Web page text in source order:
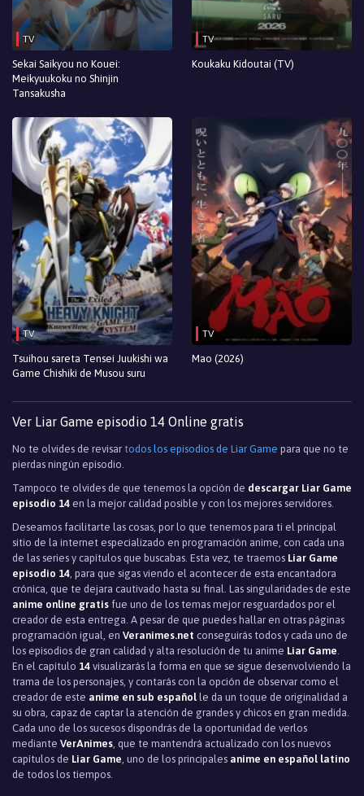
TV
Sekai Saikyou no Kouei:
Meikyuukoku no Shinjin
Tansakusha
TV
Koukaku Kidoutai (TV)
TV
Tsuihou sareta Tensei Juukishi wa
Game Chishiki de Musou suru
TV
Mao (2026)
Ver Liar Game episodio 14 Online gratis
No te olvides de revisar todos los episodios de Liar Game para que no te
pierdas ningún episodio.
Tampoco te olvides de que tenemos la opción de descargar Liar Game
episodio 14 en la mejor calidad posible y con los mejores servidores.
Deseamos facilitarte las cosas, por lo que tenemos para ti el principal
sitio de la internet especializado en programación anime, con cada una
de las series y capítulos que buscabas. Esta vez, te traemos Liar Game
episodio 14, para que sigas viendo el acontecer de esta encantadora
crónica, que te dejara cautivado hasta su final. Las singularidades de este
anime online gratis fue uno de los temas mejor resguardados por el
creador de esta entrega. A pesar de que puedes hallar en otras páginas
programación igual, en Veranimes.net conseguirás todos y cada uno de
los episodios de gran calidad y alta resolución de tu anime Liar Game.
En el capítulo 14 visualizarás la forma en que se sigue desenvolviendo la
trama de los personajes, y contarás con la opción de observar como el
creador de este anime en sub español le da un toque de originalidad a
su obra, capaz de captar la atención de grandes y chicos en gran medida.
Cada uno de los sucesos dispondrás de la oportunidad de verlos
mediante VerAnimes, que te mantendrá actualizado con los nuevos
capítulos de Liar Game, uno de los principales anime en español latino
de todos los tiempos.